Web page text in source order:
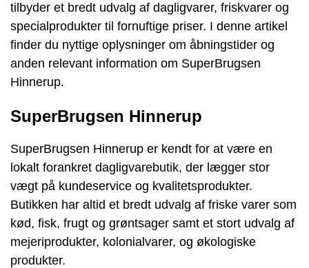
tilbyder et bredt udvalg af dagligvarer, friskvarer og
specialprodukter til fornuftige priser. I denne artikel
finder du nyttige oplysninger om åbningstider og
anden relevant information om SuperBrugsen
Hinnerup.
SuperBrugsen Hinnerup
SuperBrugsen Hinnerup er kendt for at være en
lokalt forankret dagligvarebutik, der lægger stor
vægt på kundeservice og kvalitetsprodukter.
Butikken har altid et bredt udvalg af friske varer som
kød, fisk, frugt og grøntsager samt et stort udvalg af
mejeriprodukter, kolonialvarer, og økologiske
produkter.